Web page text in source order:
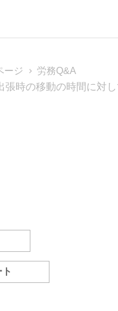
ージ 労務Q&A
張時の移動の時間に対